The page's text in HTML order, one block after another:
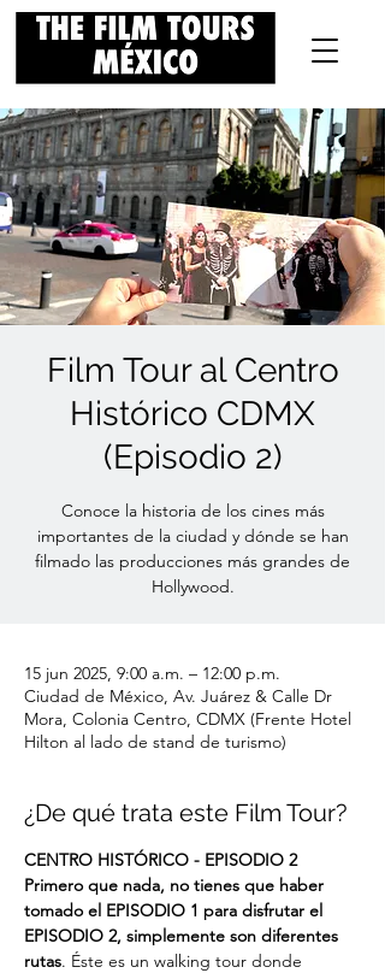
Film Tour al Centro
Histórico CDMX
(Episodio 2)
Conoce la historia de los cines más
importantes de la ciudad y dónde se han
filmado las producciones más grandes de
Hollywood.
15 jun 2025, 9:00 a.m. – 12:00 p.m.
Ciudad de México, Av. Juárez & Calle Dr
Mora, Colonia Centro, CDMX (Frente Hotel
Hilton al lado de stand de turismo)
¿De qué trata este Film Tour?
CENTRO HISTÓRICO - EPISODIO 2
Primero que nada, no tienes que haber
tomado el EPISODIO 1 para disfrutar el
EPISODIO 2, simplemente son diferentes
rutas. Éste es un walking tour donde